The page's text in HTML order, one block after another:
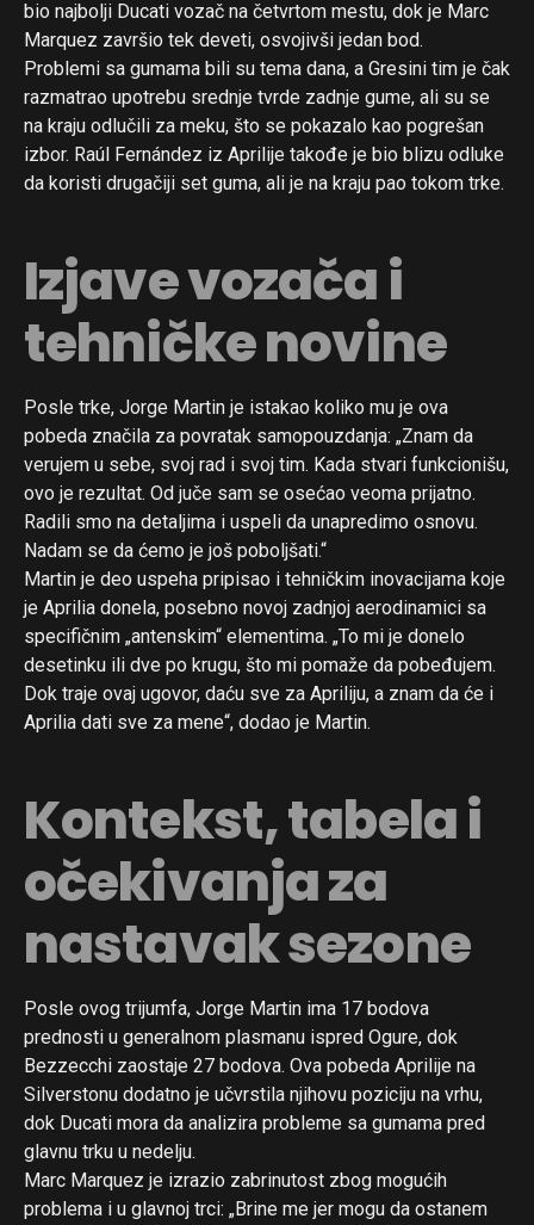
bio najbolji Ducati vozač na četvrtom mestu, dok je Marc
Marquez završio tek deveti, osvojivši jedan bod.
Problemi sa gumama bili su tema dana, a Gresini tim je čak
razmatrao upotrebu srednje tvrde zadnje gume, ali su se
na kraju odlučili za meku, što se pokazalo kao pogrešan
izbor. Raúl Fernández iz Aprilije takođe je bio blizu odluke
da koristi drugačiji set guma, ali je na kraju pao tokom trke.
Izjave vozača i
tehničke novine
Posle trke, Jorge Martin je istakao koliko mu je ova
pobeda značila za povratak samopouzdanja: „Znam da
verujem u sebe, svoj rad i svoj tim. Kada stvari funkcionišu,
ovo je rezultat. Od juče sam se osećao veoma prijatno.
Radili smo na detaljima i uspeli da unapredimo osnovu.
Nadam se da ćemo je još poboljšati.“
Martin je deo uspeha pripisao i tehničkim inovacijama koje
je Aprilia donela, posebno novoj zadnjoj aerodinamici sa
specifičnim „antenskim“ elementima. „To mi je donelo
desetinku ili dve po krugu, što mi pomaže da pobeđujem.
Dok traje ovaj ugovor, daću sve za Apriliju, a znam da će i
Aprilia dati sve za mene“, dodao je Martin.
Kontekst, tabela i
očekivanja za
nastavak sezone
Posle ovog trijumfa, Jorge Martin ima 17 bodova
prednosti u generalnom plasmanu ispred Ogure, dok
Bezzecchi zaostaje 27 bodova. Ova pobeda Aprilije na
Silverstonu dodatno je učvrstila njihovu poziciju na vrhu,
dok Ducati mora da analizira probleme sa gumama pred
glavnu trku u nedelju.
Marc Marquez je izrazio zabrinutost zbog mogućih
problema i u glavnoj trci: „Brine me jer mogu da ostanem